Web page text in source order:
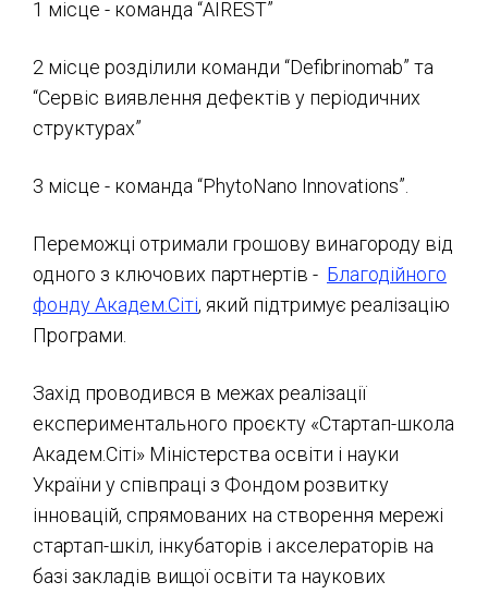
1 місце - команда “AIREST”
2 місце розділили команди “Defibrinomab” та
“Сервіс виявлення дефектів у періодичних
структурах”
3 місце - команда “PhytoNano Innovations”.
Переможці отримали грошову винагороду від
одного з ключових партнертів - Благодійного
фонду Академ.Сіті, який підтримує реалізацію
Програми.
Захід проводився в межах реалізації
експериментального проєкту «Стартап-школа
Академ.Сіті» Міністерства освіти і науки
України у співпраці з Фондом розвитку
інновацій, спрямованих на створення мережі
стартап-шкіл, інкубаторів і акселераторів на
базі закладів вищої освіти та наукових